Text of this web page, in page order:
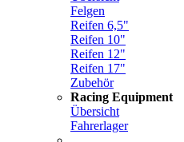
Felgen
Reifen 6,5"
Reifen 10"
Reifen 12"
Reifen 17"
Zubehör
Racing Equipment
Übersicht
Fahrerlager